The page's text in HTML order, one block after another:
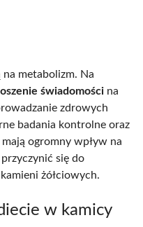
na metabolizm. Na
świadomości na
zdrowych
badania kontrolne oraz
ogromny wpływ na
się do
żółciowych.
w kamicy